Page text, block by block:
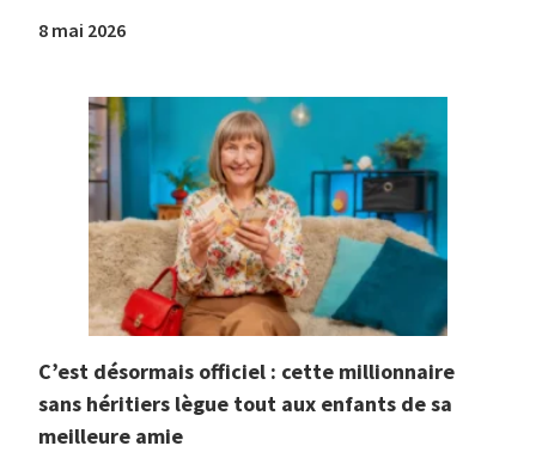
8 mai 2026
C’est désormais officiel : cette millionnaire
sans héritiers lègue tout aux enfants de sa
meilleure amie